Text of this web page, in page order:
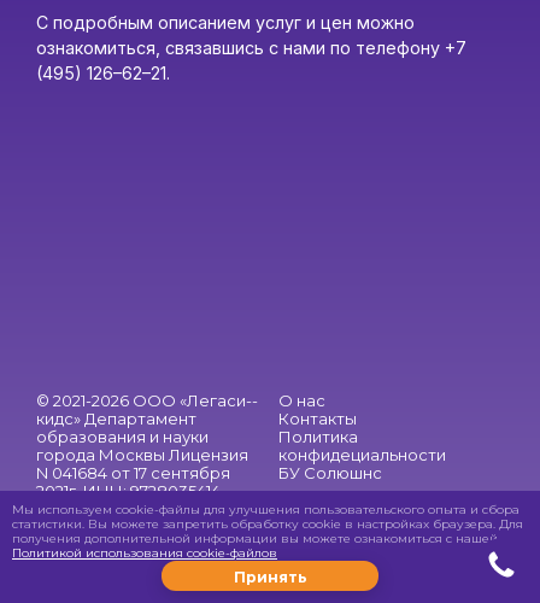
Мы используем cookie-файлы для улучшения пользовательского опыта и сбора
статистики. Вы можете запретить обработку сookie в настройках браузера. Для
получения дополнительной информации вы можете ознакомиться с нашей
Политикой использования cookie-файлов
Принять
С подробным описанием услуг и цен можно
ознакомиться, связавшись с нами по телефону +7
(495) 126–62–21.
© 2021-2026 ООО «Легаси-­
кидс» Департамент
образования и науки
города Москвы Лицензия
N 041684 от 17 сентября
2021г. ИНН: 9728035414
ОГРН: 1217700198264
+7 (495) 419–50–03
info@legacykids.ru
О нас
Контакты
Политика
конфидециальности
БУ Солюшнс